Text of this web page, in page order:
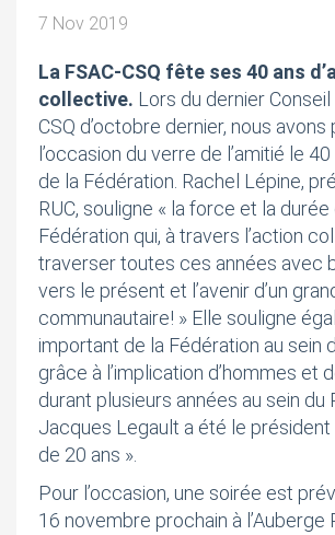
7 Nov 2019
La FSAC-CSQ fête ses 40 ans
collective. Lors du dernier
CSQ d’octobre dernier, nous avons
l’occasion du verre de l’amitié le
de la Fédération. Rachel Lépine,
RUC, souligne « la force et la durée
Fédération qui, à travers l’action
traverser toutes ces années avec
vers le présent et l’avenir d’un
communautaire! » Elle souligne
important de la Fédération au sein
grâce à l’implication d’hommes et
durant plusieurs années au sein du
Jacques Legault a été le président
de 20 ans ».
Pour l’occasion, une soirée est
16 novembre prochain à l’Auberge